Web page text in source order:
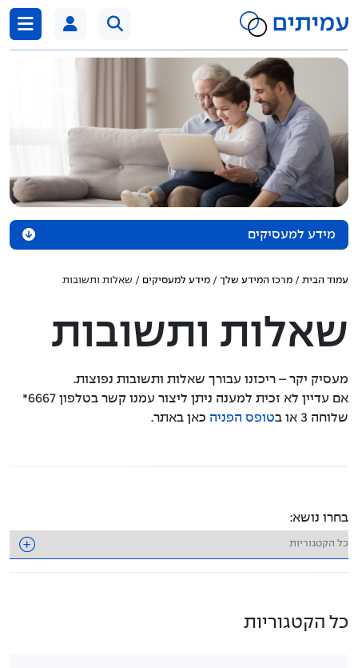
לדלג לתוכן
מידע למעסיקים
מידע בנושא חל"ת
דיווח ותשלומים
מערכת תשלומים
מעסיקים אונליין
סיום העסקה
טפסים להורדה
עמוד הבית / מרכז המידע שלך / מידע למעסיקים / שאלות ותשובות
שאלות ותשובות
מעסיק יקר – ריכזנו עבורך שאלות ותשובות נפוצות.
אם עדיין לא זכית למענה ניתן ליצור עמנו קשר בטלפון 6667*
שלוחה 3 או ב
טופס הפניה כאן באתר.
בחרו נושא:
כל הקטגוריות